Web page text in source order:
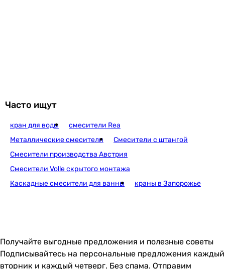
3 411 Купить
2 350грн
Часто ищут
кран для воды
смесители Rea
Металлические смесители
Смесители с штангой
Смесители производства Австрия
Смесители Volle скрытого монтажа
Каскадные смесители для ванны
краны в Запорожье
Получайте выгодные предложения и полезные советы
Подписывайтесь на персональные предложения каждый
вторник и каждый четверг. Без спама. Отправим